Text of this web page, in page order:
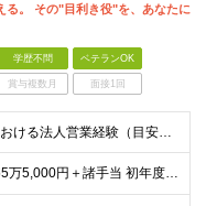
る。 その"目利き役"を、あなたに
学歴不問 ベテランOK
賞与複数月 面接1回
■学歴不問 ■IT業界における法人営業経験（目安3年以上） ※商材はハードウェア・ネットワーク・SaaS等、領域は問いません ※エンジニア出身の方も、顧客折衝経験があれば歓迎します ＜こんな方をお待
月給34万2,000円～65万5,000円＋諸手当 初年度年収500万円〜950万円 ※経験・スキルを考慮の上、当社規定により決定します ※上記に加え、Google Cloud資格の取得数に応じた資